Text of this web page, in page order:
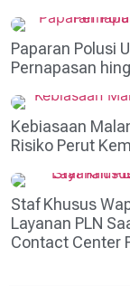
Paparan Polusi
Pernapasan
Kebiasaan
Risiko Perut
Staf Khusus
Layanan PLN
Contact Center